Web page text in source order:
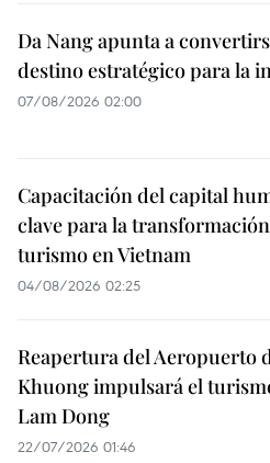
Da Nang apunta a
destino estratégico para la
07/08/2026 02:00
Capacitación del capital
clave para la
turismo en Vietnam
04/08/2026 02:25
Reapertura del Aeropuerto
Khuong impulsará el
Lam Dong
22/07/2026 01:46